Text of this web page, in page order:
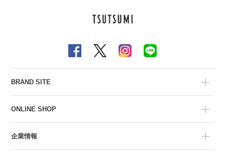
BRAND SITE
ONLINE SHOP
企業情報